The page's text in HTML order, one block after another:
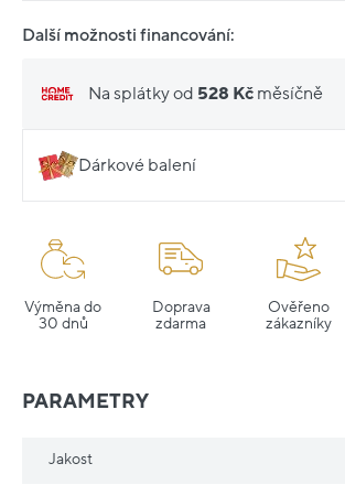
Další možnosti financování:
Na splátky od 528 Kč měsíčně
Dárkové balení
Výměna do
30 dnů
Doprava
zdarma
Ověřeno
zákazníky
PARAMETRY
Jakost